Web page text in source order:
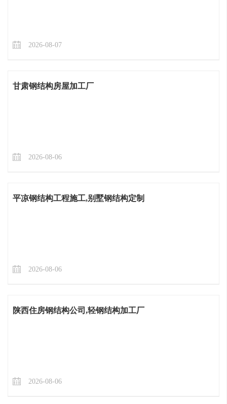
2026-08-07
甘肃钢结构房屋加工厂
2026-08-06
平凉钢结构工程施工,别墅钢结构定制
2026-08-06
陕西住房钢结构公司,轻钢结构加工厂
2026-08-06